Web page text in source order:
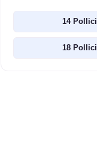
14 Pollici
18 Pollici